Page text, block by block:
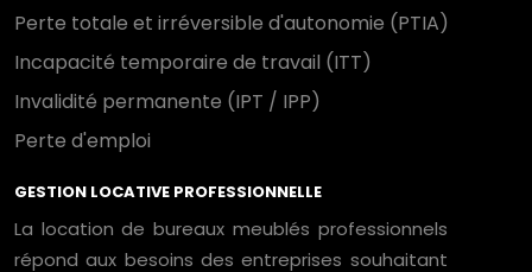
Perte totale et irréversible d'autonomie (PTIA)
Incapacité temporaire de travail (ITT)
Invalidité permanente (IPT / IPP)
Perte d'emploi
GESTION LOCATIVE PROFESSIONNELLE
La location de bureaux meublés professionnels
répond aux besoins des entreprises souhaitant